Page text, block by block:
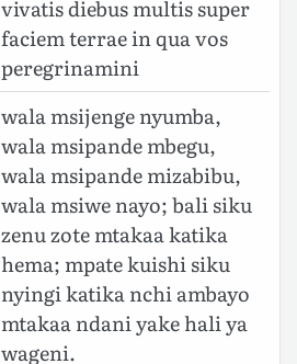
vivatis diebus multis super
faciem terrae in qua vos
peregrinamini
wala msijenge nyumba,
wala msipande mbegu,
wala msipande mizabibu,
wala msiwe nayo; bali siku
zenu zote mtakaa katika
hema; mpate kuishi siku
nyingi katika nchi ambayo
mtakaa ndani yake hali ya
wageni.